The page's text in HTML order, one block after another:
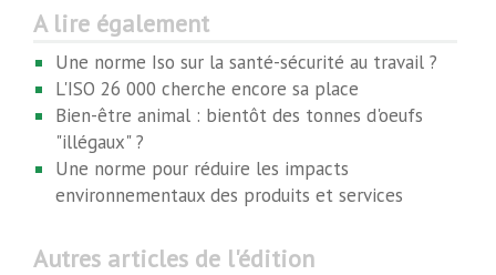
A lire également
Une norme Iso sur la santé-sécurité au travail ?
L'ISO 26 000 cherche encore sa place
Bien-être animal : bientôt des tonnes d'oeufs
"illégaux" ?
Une norme pour réduire les impacts
environnementaux des produits et services
Autres articles de l'édition